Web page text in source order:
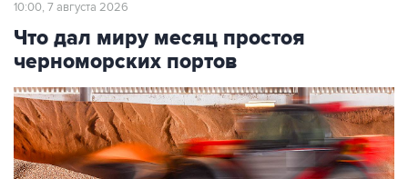
10:00, 7 августа 2026
Что дал миру месяц простоя
черноморских портов